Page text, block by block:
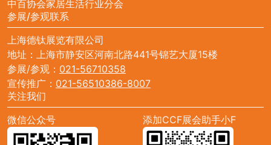
中百协会家居生活行业分会
参展/参观联系
上海德钛展览有限公司
地址：上海市静安区河南北路441号锦艺大厦15楼
参展/参观： 021-56710358
宣传推广： 021-56510386-8007
关注我们
微信公众号
添加CCF展会助手小F